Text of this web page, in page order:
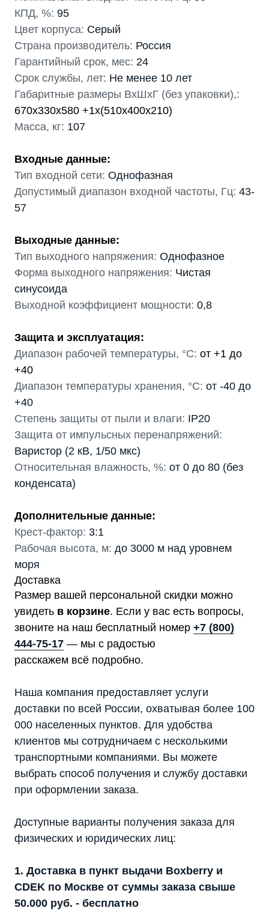
КПД, %: 95
Цвет корпуса: Серый
Страна производитель: Россия
Гарантийный срок, мес: 24
Срок службы, лет: Не менее 10 лет
Габаритные размеры ВхШхГ (без упаковки),:
670x330x580 +1х(510х400х210)
Масса, кг: 107
Входные данные:
Тип входной сети: Однофазная
Допустимый диапазон входной частоты, Гц: 43-
57
Выходные данные:
Тип выходного напряжения: Однофазное
Форма выходного напряжения: Чистая
синусоида
Выходной коэффициент мощности: 0,8
Защита и эксплуатация:
Диапазон рабочей температуры, °С: от +1 до
+40
Диапазон температуры хранения, °С: от -40 до
+40
Степень защиты от пыли и влаги: IP20
Защита от импульсных перенапряжений:
Варистор (2 кВ, 1/50 мкс)
Относительная влажность, %: от 0 до 80 (без
конденсата)
Дополнительные данные:
Крест-фактор: 3:1
Рабочая высота, м: до 3000 м над уровнем
моря
Доставка
Размер вашей персональной скидки можно
увидеть в корзине. Если у вас есть вопросы,
звоните на наш бесплатный номер +7 (800)
444-75-17 — мы с радостью
расскажем всё подробно.
Наша компания предоставляет услуги
доставки по всей России, охватывая более 100
000 населенных пунктов. Для удобства
клиентов мы сотрудничаем с несколькими
транспортными компаниями. Вы можете
выбрать способ получения и службу доставки
при оформлении заказа.
Доступные варианты получения заказа для
физических и юридических лиц:
1. Доставка в пункт выдачи Boxberry и
CDEK по Москве от суммы заказа свыше
50.000 руб. - бесплатно